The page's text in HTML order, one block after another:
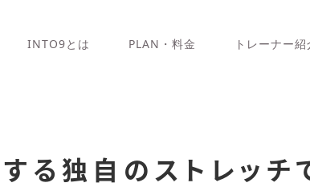
INTO9とは PLAN・料金 トレーナー紹
る独自のストレッチ